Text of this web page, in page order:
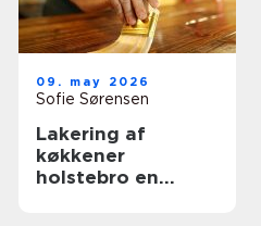
09. may 2026
Sofie Sørensen
Lakering af
køkkener
holstebro en